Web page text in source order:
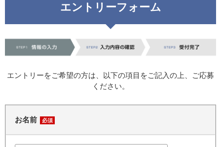
エントリーフォーム
エントリーをご希望の方は、以下の項目をご記入の上、ご応募
ください。
お名前 必須